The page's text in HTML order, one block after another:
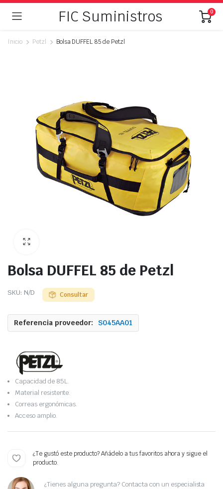
FIC Suministros 0
Inicio Petzl Bolsa DUFFEL 85 de Petzl
Bolsa DUFFEL 85 de Petzl
SKU: N/D Consultar
Referencia proveedor: S045AA01
Capacidad de 85L.
Material resistente.
Correas ergonómicas.
Acceso amplio.
¿Te gustó este producto? Añádelo a tus favoritos ahora y sigue el
producto.
¿Tienes alguna pregunta? Contacta con un especialista